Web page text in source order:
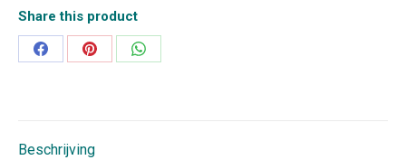
Share this product
Deel
Deel
Deel
Beschrijving